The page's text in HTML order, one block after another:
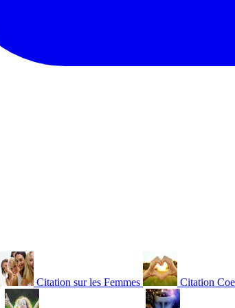
Citation sur les Femmes Citation